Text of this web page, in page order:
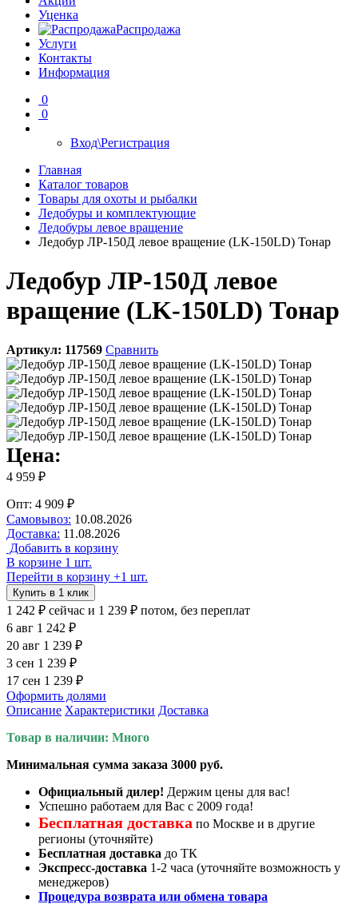
Уценка
Распродажа
Услуги
Контакты
Информация
0
0
Вход\Регистрация
Главная
Каталог товаров
Товары для охоты и рыбалки
Ледобуры и комплектующие
Ледобуры левое вращение
Ледобур ЛР-150Д левое вращение (LK-150LD) Тонар
Ледобур ЛР-150Д левое
вращение (LK-150LD) Тонар
Артикул: 117569 Сравнить
Цена:
4 959 ₽
Опт: 4 909 ₽
Самовывоз: 10.08.2026
Доставка: 11.08.2026
Добавить в корзину
В корзине 1 шт.
Перейти в корзину +1 шт.
Купить в 1 клик
1 242 ₽ сейчас и 1 239 ₽ потом, без переплат
6 авг 1 242 ₽
20 авг 1 239 ₽
3 сен 1 239 ₽
17 сен 1 239 ₽
Оформить долями
Описание Характеристики Доставка
Товар в наличии: Много
Минимальная сумма заказа 3000 руб.
Официальный дилер! Держим цены для вас!
Успешно работаем для Вас с 2009 года!
Бесплатная доставка по Москве и в другие
регионы (уточняйте)
Бесплатная доставка до ТК
Экспресс-доставка 1-2 часа (уточняйте возможность у
менеджеров)
Процедура возврата или обмена товара